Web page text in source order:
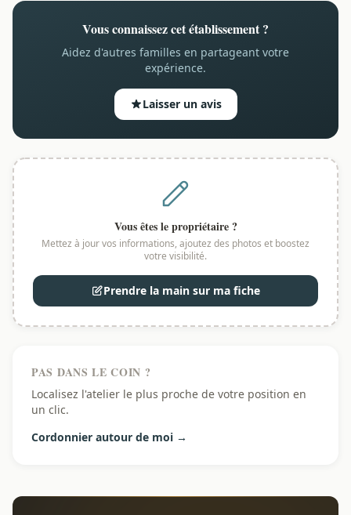
Vous connaissez cet établissement ?
Aidez d'autres familles en partageant votre
expérience.
Laisser un avis
Vous êtes le propriétaire ?
Mettez à jour vos informations, ajoutez des photos et boostez
votre visibilité.
Prendre la main sur ma fiche
PAS DANS LE COIN ?
Localisez l'atelier le plus proche de votre position en
un clic.
Cordonnier autour de moi →